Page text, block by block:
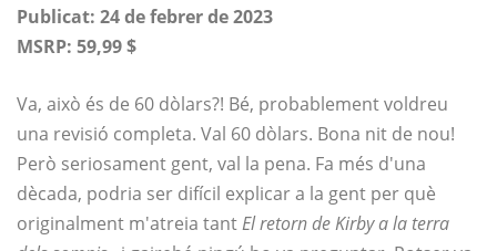
Publicat: 24 de febrer de 2023
MSRP: 59,99 $
Va, això és de 60 dòlars?! Bé, probablement voldreu
una revisió completa. Val 60 dòlars. Bona nit de nou!
Però seriosament gent, val la pena. Fa més d'una
dècada, podria ser difícil explicar a la gent per què
originalment m'atreia tantEl retorn de Kirby a la terra